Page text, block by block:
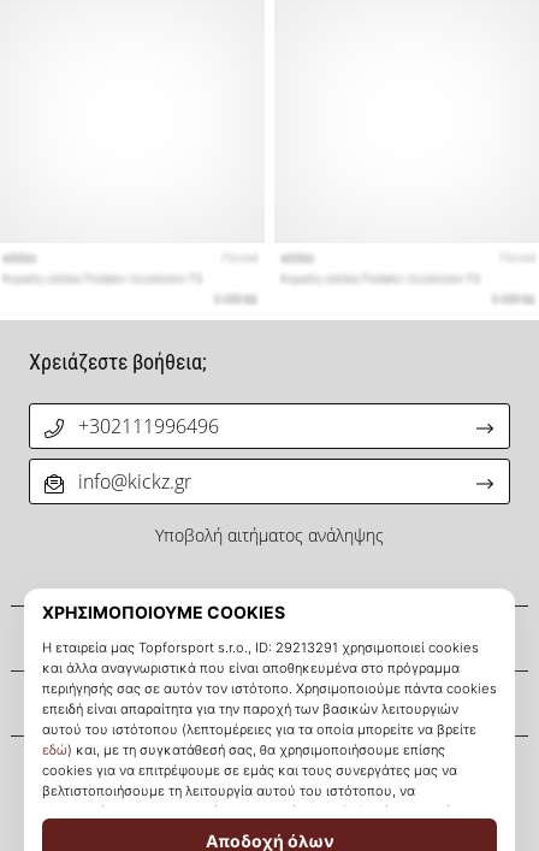
Σχετικά μ' εμάς
Εξυπηρέτηση πελατών
Χρειάζεστε βοήθεια;
+302111996496
info@kickz.gr
Υποβολή αιτήματος ανάληψης